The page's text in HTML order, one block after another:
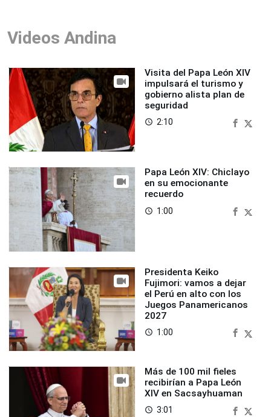
Videos Andina
Visita del Papa León XIV
impulsará el turismo y
gobierno alista plan de
seguridad
access_time 2:10
Papa León XIV: Chiclayo
en su emocionante
recuerdo
access_time 1:00
Presidenta Keiko
Fujimori: vamos a dejar
el Perú en alto con los
Juegos Panamericanos
2027
access_time 1:00
Más de 100 mil fieles
recibirían a Papa León
XIV en Sacsayhuaman
access_time 3:01